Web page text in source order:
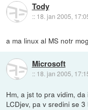
Tody
:: 18. jan 2005,
a ma linux al MS notr
Microsoft
:: 18. jan 2005,
Hm, a jst to pra vidim,
LCDjev, pa v sredini se 3